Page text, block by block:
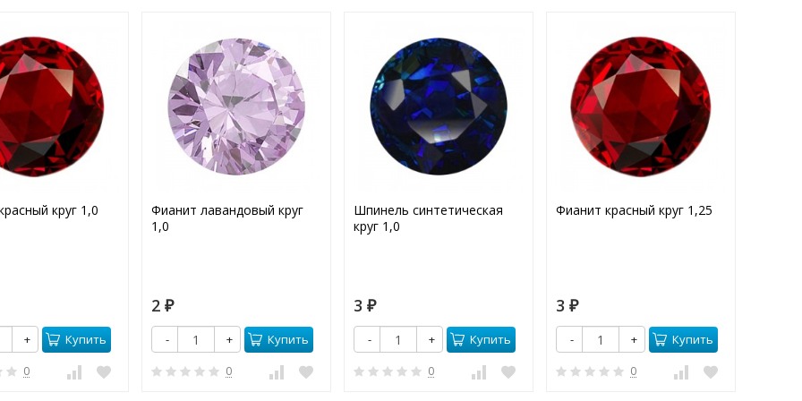
круг 1,0
+ Купить
0
Фианит лавандовый круг
1,0
2 ₽
- + Купить
0
Шпинель синтетическая
круг 1,0
3 ₽
- + Купить
0
Фианит красный круг 1,25
3 ₽
- + Купить
0